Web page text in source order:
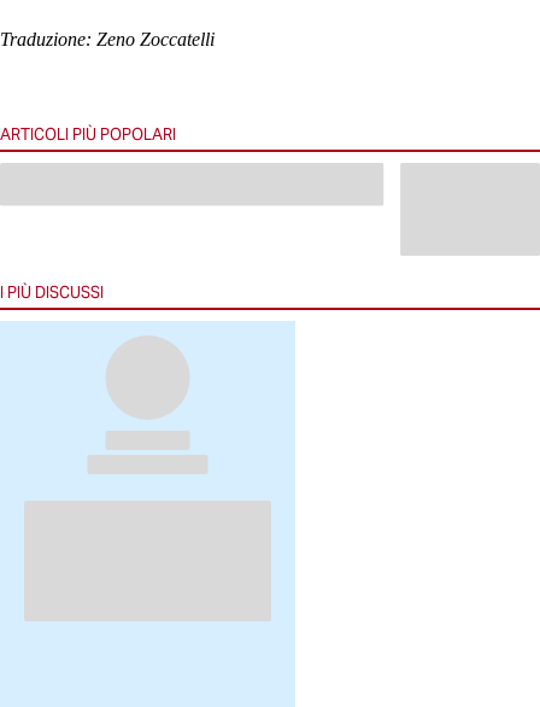
Traduzione: Zeno Zoccatelli
ARTICOLI PIÙ POPOLARI
I PIÙ DISCUSSI